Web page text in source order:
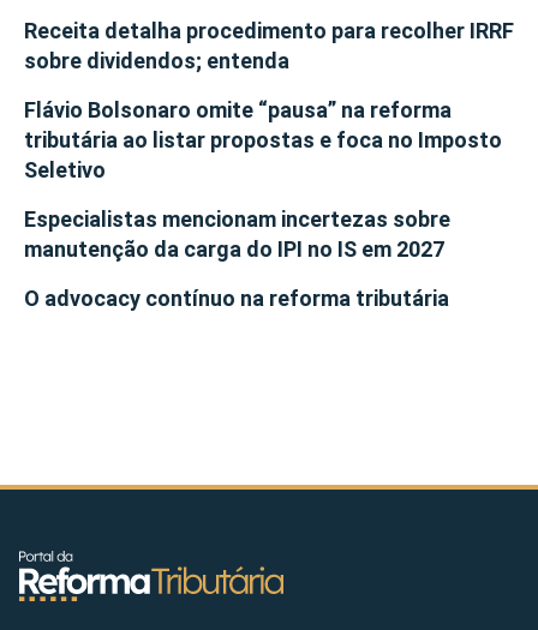
Receita detalha procedimento para recolher IRRF
sobre dividendos; entenda
Flávio Bolsonaro omite “pausa” na reforma
tributária ao listar propostas e foca no Imposto
Seletivo
Especialistas mencionam incertezas sobre
manutenção da carga do IPI no IS em 2027
O advocacy contínuo na reforma tributária